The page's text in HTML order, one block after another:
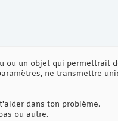
==
var nspaces = "" ;
for
var i = ; i <
			        nspaces +=
			    result =
read(e, null
}
ou un objet qui permettrait
ne transmettre
dans ton problème.
ou autre.